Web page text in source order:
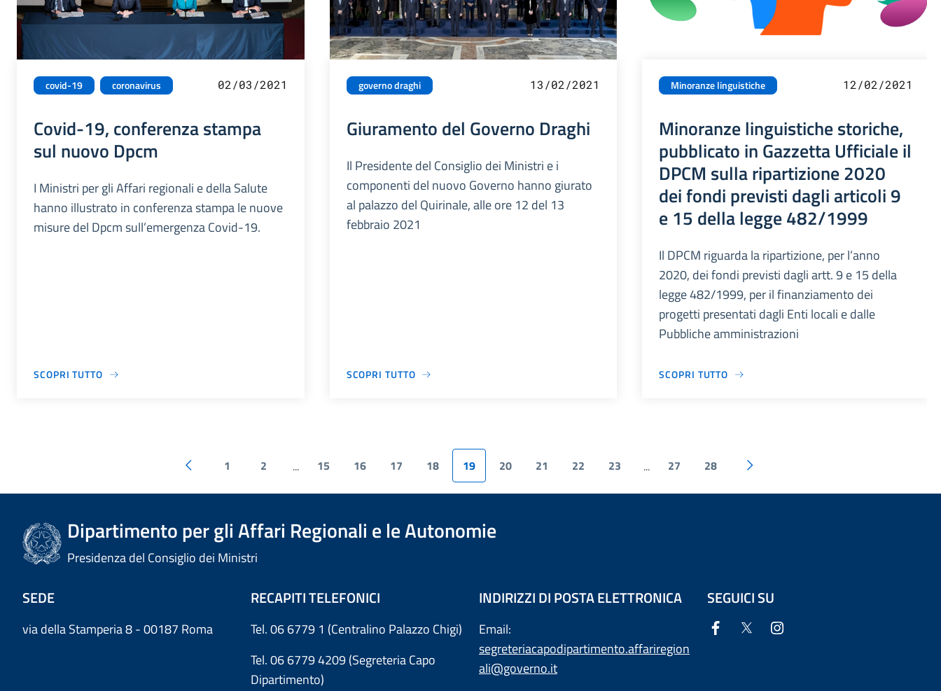
covid-19 coronavirus 02/03/2021
Covid-19, conferenza stampa
sul nuovo Dpcm
I Ministri per gli Affari regionali e della Salute
hanno illustrato in conferenza stampa le nuove
misure del Dpcm sull’emergenza Covid-19.
SCOPRI TUTTO
governo draghi 13/02/2021
Giuramento del Governo Draghi
Il Presidente del Consiglio dei Ministri e i
componenti del nuovo Governo hanno giurato
al palazzo del Quirinale, alle ore 12 del 13
febbraio 2021
SCOPRI TUTTO
Minoranze linguistiche 12/02/2021
Minoranze linguistiche storiche,
pubblicato in Gazzetta Ufficiale il
DPCM sulla ripartizione 2020
dei fondi previsti dagli articoli 9
e 15 della legge 482/1999
Il DPCM riguarda la ripartizione, per l’anno
2020, dei fondi previsti dagli artt. 9 e 15 della
legge 482/1999, per il finanziamento dei
progetti presentati dagli Enti locali e dalle
Pubbliche amministrazioni
SCOPRI TUTTO
1 2 ... 15 16 17 18 19 20 21 22 23 ... 27 28
Dipartimento per gli Affari Regionali e le Autonomie
Presidenza del Consiglio dei Ministri
SEDE
via della Stamperia 8 - 00187 Roma
RECAPITI TELEFONICI
Tel. 06 6779 1 (Centralino Palazzo Chigi)
Tel. 06 6779 4209 (Segreteria Capo
Dipartimento)
INDIRIZZI DI POSTA ELETTRONICA
Email:
segreteriacapodipartimento.affariregion
ali@governo.it
SEGUICI SU